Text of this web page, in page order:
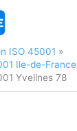
ISO 45001
Ile-de-France
Yvelines 78